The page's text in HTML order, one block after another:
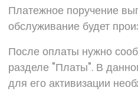
Платежное поручение
обслуживание будет
После оплаты нужно
разделе "Платы". В
для его активизации